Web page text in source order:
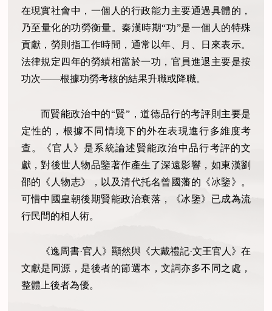
在現實社會中，一個人的行政能力主要通過具體的，
乃至量化的功勞衡量。秦漢時期“功”是一個人的特殊
貢獻，勞則指工作時間，通常以年、月、日來表示。
法律規定四年的勞績相當於一功，官員進退主要是按
功次——根據功勞考核的結果升職或降職。
而賢能政治中的“賢”，道德品行的考評則主要是
定性的，根據不同情境下的外在表現進行多維度考
查。《官人》是系統論述賢能政治中品行考評的文
獻，對後世人物品鑒著作產生了深遠影響，如東漢劉
邵的《人物志》，以及清代托名曾國藩的《冰鑒》。
可惜中國皇朝後期賢能政治衰落，《冰鑒》已成為流
行民間的相人術。
《逸周書·官人》顯然與《大戴禮記·文王官人》在
文獻是同源，是後者的節選本，文詞亦多不同之處，
整體上後者為優。